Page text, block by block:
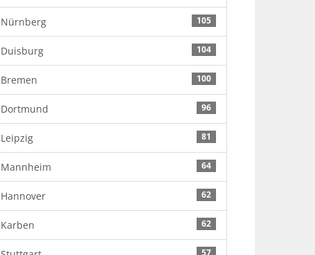
105
Nürnberg
104
Duisburg
100
Bremen
96
Dortmund
81
Leipzig
64
Mannheim
62
Hannover
62
Karben
57